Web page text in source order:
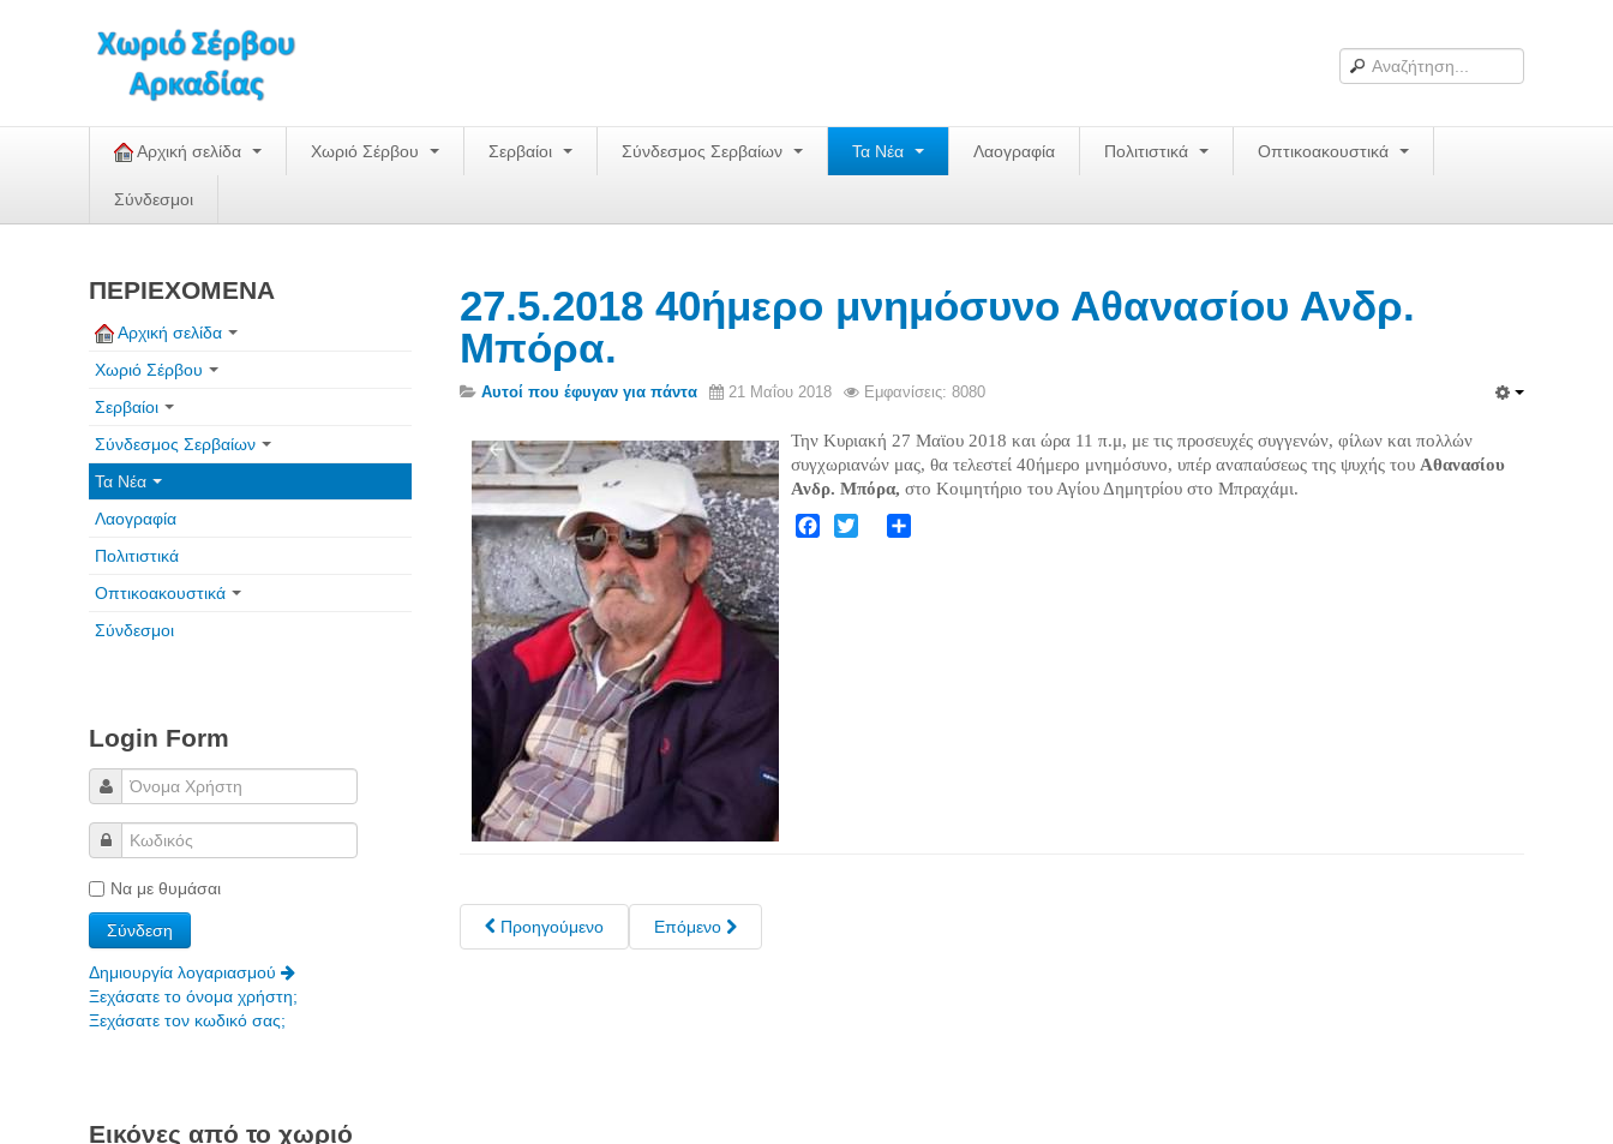
Αρχική σελίδα Χωριό Σέρβου Σερβαίοι Σύνδεσμος Σερβαίων Τα Νέα Λαογραφία Πολιτιστικά Οπτικοακουστικά
Σύνδεσμοι
27.5.2018 40ήμερο μνημόσυνο Αθανασίου Ανδρ.
Μπόρα.
Αυτοί που έφυγαν για πάντα 21 Μαΐου 2018 Εμφανίσεις: 8080
Την Κυριακή 27 Μαϊου 2018 και ώρα 11 π.μ, με τις προσευχές συγγενών, φίλων και πολλών
συγχωριανών μας, θα τελεστεί 40ήμερο μνημόσυνο, υπέρ αναπαύσεως της ψυχής του Αθανασίου
Ανδρ. Μπόρα, στο Κοιμητήριο του Αγίου Δημητρίου στο Μπραχάμι.
Προηγούμενο Επόμενο
ΠΕΡΙΕΧΟΜΕΝΑ
Αρχική σελίδα
Χωριό Σέρβου
Σερβαίοι
Σύνδεσμος Σερβαίων
Τα Νέα
Λαογραφία
Πολιτιστικά
Οπτικοακουστικά
Σύνδεσμοι
Login Form
Να με θυμάσαι
Δημιουργία λογαριασμού
Ξεχάσατε το όνομα χρήστη;
Ξεχάσατε τον κωδικό σας;
Εικόνες από το χωριό